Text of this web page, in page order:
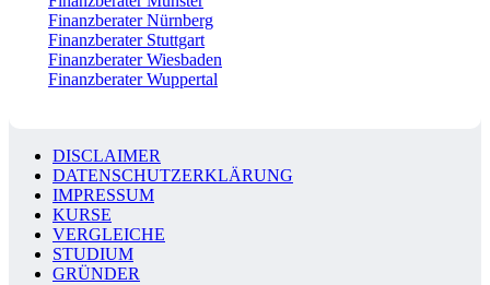
Finanzberater Nürnberg
Finanzberater Stuttgart
Finanzberater Wiesbaden
Finanzberater Wuppertal
DISCLAIMER
DATENSCHUTZERKLÄRUNG
IMPRESSUM
KURSE
VERGLEICHE
STUDIUM
GRÜNDER